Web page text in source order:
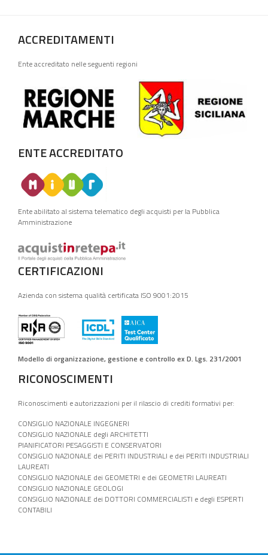
ACCREDITAMENTI
Ente accreditato nelle seguenti regioni
ENTE ACCREDITATO
Ente abilitato al sistema telematico degli acquisti per la Pubblica
Amministrazione
CERTIFICAZIONI
Azienda con sistema qualità certificata ISO 9001:2015
Modello di organizzazione, gestione e controllo ex D. Lgs. 231/2001
RICONOSCIMENTI
Riconoscimenti e autorizzazioni per il rilascio di crediti formativi per:
CONSIGLIO NAZIONALE INGEGNERI
CONSIGLIO NAZIONALE degli ARCHITETTI
PIANIFICATORI PESAGGISTI E CONSERVATORI
CONSIGLIO NAZIONALE dei PERITI INDUSTRIALI e dei PERITI INDUSTRIALI
LAUREATI
CONSIGLIO NAZIONALE dei GEOMETRI e dei GEOMETRI LAUREATI
CONSIGLIO NAZIONALE GEOLOGI
CONSIGLIO NAZIONALE dei DOTTORI COMMERCIALISTI e degli ESPERTI
CONTABILI